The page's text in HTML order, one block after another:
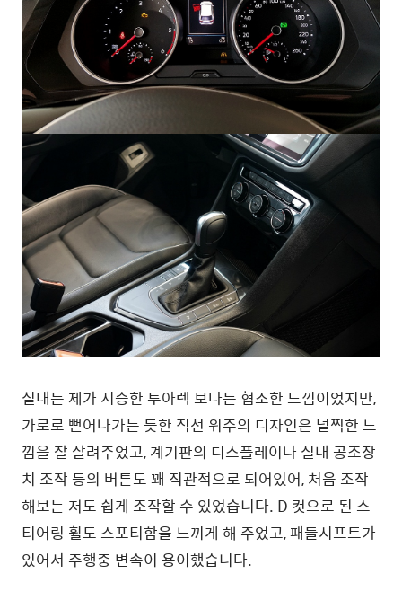
실내는 제가 시승한 투아렉 보다는 협소한 느낌이었지만,
가로로 뻗어나가는 듯한 직선 위주의 디자인은 널찍한 느
낌을 잘 살려주었고, 계기판의 디스플레이나 실내 공조장
치 조작 등의 버튼도 꽤 직관적으로 되어있어, 처음 조작
해보는 저도 쉽게 조작할 수 있었습니다. D 컷으로 된 스
티어링 휠도 스포티함을 느끼게 해 주었고, 패들시프트가
있어서 주행중 변속이 용이했습니다.